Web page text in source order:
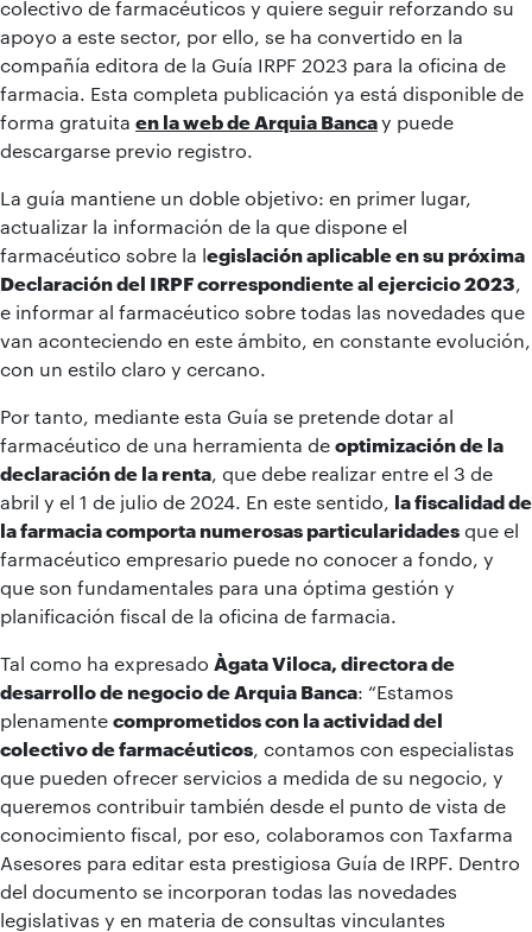
colectivo de farmacéuticos y quiere seguir reforzando su
apoyo a este sector, por ello, se ha convertido en la
compañía editora de la Guía IRPF 2023 para la oficina de
farmacia. Esta completa publicación ya está disponible de
forma gratuita en la web de Arquia Bancay puede
descargarse previo registro.
La guía mantiene un doble objetivo: en primer lugar,
actualizar la información de la que dispone el
farmacéutico sobre la legislación aplicable en su próxima
Declaración del IRPF correspondiente al ejercicio 2023
e informar al farmacéutico sobre todas las novedades que
van aconteciendo en este ámbito, en constante evolución,
con un estilo claro y cercano.
Por tanto, mediante esta Guía se pretende dotar al
farmacéutico de una herramienta de optimización de la
declaración de la renta , que debe realizar entre el 3 de
abril y el 1 de julio de 2024. En este sentido, la fiscalidad de
la farmacia comporta numerosas particularidades que el
farmacéutico empresario puede no conocer a fondo, y
que son fundamentales para una óptima gestión y
planificación fiscal de la oficina de farmacia.
Tal como ha expresado Àgata Viloca, directora de
desarrollo de negocio de Arquia Banca: “Estamos
plenamente comprometidos con la actividad del
colectivo de farmacéuticos , contamos con especialistas
que pueden ofrecer servicios a medida de su negocio, y
queremos contribuir también desde el punto de vista de
conocimiento fiscal, por eso, colaboramos con Taxfarma
Asesores para editar esta prestigiosa Guía de IRPF. Dentro
del documento se incorporan todas las novedades
legislativas y en materia de consultas vinculantes